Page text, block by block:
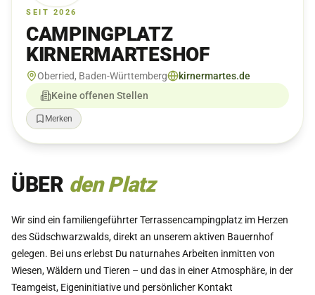
SEIT 2026
CAMPINGPLATZ
KIRNERMARTESHOF
Oberried, Baden-Württemberg
kirnermartes.de
Keine offenen Stellen
Merken
ÜBER den Platz
Wir sind ein familiengeführter Terrassencampingplatz im Herzen
des Südschwarzwalds, direkt an unserem aktiven Bauernhof
gelegen. Bei uns erlebst Du naturnahes Arbeiten inmitten von
Wiesen, Wäldern und Tieren – und das in einer Atmosphäre, in der
Teamgeist, Eigeninitiative und persönlicher Kontakt